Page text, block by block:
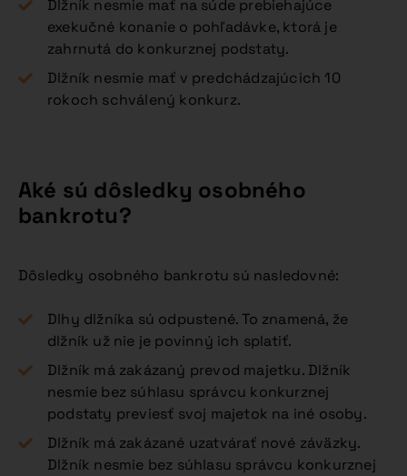
Dlžník nesmie mať na súde prebiehajúce
exekučné konanie o pohľadávke, ktorá je
zahrnutá do konkurznej podstaty.
Dlžník nesmie mať v predchádzajúcich 10
rokoch schválený konkurz.
Aké sú dôsledky osobného
bankrotu?
Dôsledky osobného bankrotu sú nasledovné:
Dlhy dlžníka sú odpustené. To znamená, že
dlžník už nie je povinný ich splatiť.
Dlžník má zakázaný prevod majetku. Dlžník
nesmie bez súhlasu správcu konkurznej
podstaty previesť svoj majetok na iné osoby.
Dlžník má zakázané uzatvárať nové záväzky.
Dlžník nesmie bez súhlasu správcu konkurznej